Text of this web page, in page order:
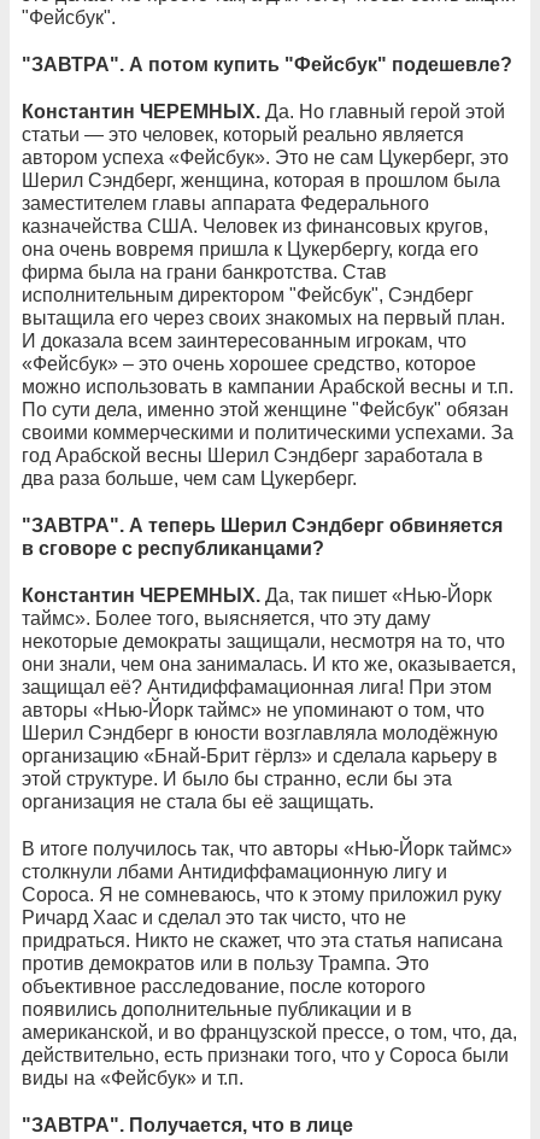
"Фейсбук".
"ЗАВТРА". А потом купить "Фейсбук" подешевле?
Константин ЧЕРЕМНЫХ. Да. Но главный герой этой
статьи — это человек, который реально является
автором успеха «Фейсбук». Это не сам Цукерберг, это
Шерил Сэндберг, женщина, которая в прошлом была
заместителем главы аппарата Федерального
казначейства США. Человек из финансовых кругов,
она очень вовремя пришла к Цукербергу, когда его
фирма была на грани банкротства. Став
исполнительным директором "Фейсбук", Сэндберг
вытащила его через своих знакомых на первый план.
И доказала всем заинтересованным игрокам, что
«Фейсбук» – это очень хорошее средство, которое
можно использовать в кампании Арабской весны и т.п.
По сути дела, именно этой женщине "Фейсбук" обязан
своими коммерческими и политическими успехами. За
год Арабской весны Шерил Сэндберг заработала в
два раза больше, чем сам Цукерберг.
"ЗАВТРА". А теперь Шерил Сэндберг обвиняется
в сговоре с республиканцами?
Константин ЧЕРЕМНЫХ. Да, так пишет «Нью-Йорк
таймс». Более того, выясняется, что эту даму
некоторые демократы защищали, несмотря на то, что
они знали, чем она занималась. И кто же, оказывается,
защищал её? Антидиффамационная лига! При этом
авторы «Нью-Йорк таймс» не упоминают о том, что
Шерил Сэндберг в юности возглавляла молодёжную
организацию «Бнай-Брит гёрлз» и сделала карьеру в
этой структуре. И было бы странно, если бы эта
организация не стала бы её защищать.
В итоге получилось так, что авторы «Нью-Йорк таймс»
столкнули лбами Aнтидиффамационную лигу и
Сороса. Я не сомневаюсь, что к этому приложил руку
Ричард Хаас и сделал это так чисто, что не
придраться. Никто не скажет, что эта статья написана
против демократов или в пользу Трампа. Это
объективное расследование, после которого
появились дополнительные публикации и в
американской, и во французской прессе, о том, что, да,
действительно, есть признаки того, что у Сороса были
виды на «Фейсбук» и т.п.
"ЗАВТРА". Получается, что в лице